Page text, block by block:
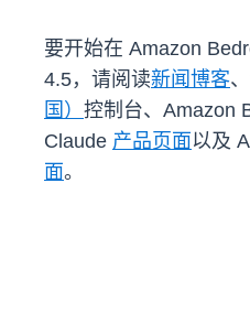
要开始在 Amazon
4.5，请阅读新闻博客
国） 控制台、Amazon
Claude 产品页面以及
面。